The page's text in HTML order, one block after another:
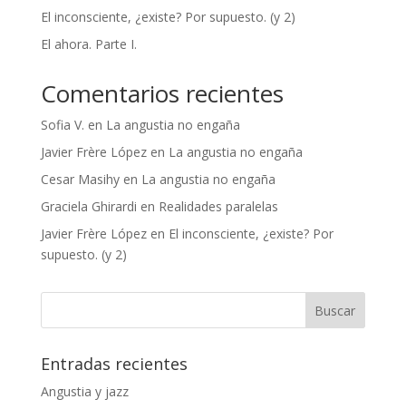
El inconsciente, ¿existe? Por supuesto. (y 2)
El ahora. Parte I.
Comentarios recientes
Sofia V. en La angustia no engaña
Javier Frère Lópezen La angustia no engaña
Cesar Masihyen La angustia no engaña
Graciela Ghirardi en Realidades paralelas
Javier Frère Lópezen El inconsciente, ¿existe? Por
supuesto. (y 2)
Entradas recientes
Angustia y jazz